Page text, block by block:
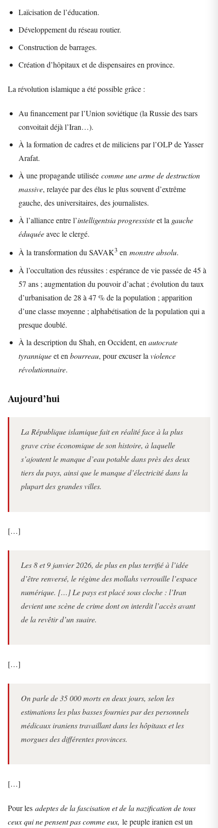
Laïcisation de l’éducation.
Développement du réseau routier.
Construction de barrages.
Création d’hôpitaux et de dispensaires en province.
La révolution islamique a été possible grâce :
Au financement par l’Union soviétique (la Russie des tsars
convoitait déjà l’Iran…).
À la formation de cadres et de miliciens par l’OLP de Yasser
Arafat.
À une propagande utiliséecomme une arme de destruction
massive, relayée par des élus le plus souvent d’extrême
gauche, des universitaires, des journalistes.
À l’alliance entre l’intelligentsia progressisteet la gauche
éduquéeavec le clergé.
À la transformation du SAVAK3 enmonstre absolu.
À l’occultation des réussites : espérance de vie passée de 45 à
57 ans ; augmentation du pouvoir d’achat ; évolution du taux
d’urbanisation de 28 à 47 % de la population ; apparition
d’une classe moyenne ; alphabétisation de la population qui a
presque doublé.
À la description du Shah, en Occident, enautocrate
tyranniqueet enbourreau, pour excuser laviolence
révolutionnaire.
Aujourd’hui
La République islamique fait en réalité face à la plus
grave crise économique de son histoire, à laquelle
s’ajoutent le manque d’eau potable dans près des deux
tiers du pays, ainsi que le manque d’électricité dans la
plupart des grandes villes.
[…]
Les 8 et 9 janvier 2026, de plus en plus terrifié à l’idée
d’être renversé, le régime des mollahs verrouille l’espace
numérique. […] Le pays est placé sous cloche : l’Iran
devient une scène de crime dont on interdit l’accès avant
de la revêtir d’un suaire.
[…]
On parle de 35 000 morts en deux jours, selon les
estimations les plus basses fournies par des personnels
médicaux iraniens travaillant dans les hôpitaux et les
morgues des différentes provinces.
[…]
Pour les adeptes de la fascisation et de la nazification de tous
ceux qui ne pensent pas comme eux, le peuple iranien est un